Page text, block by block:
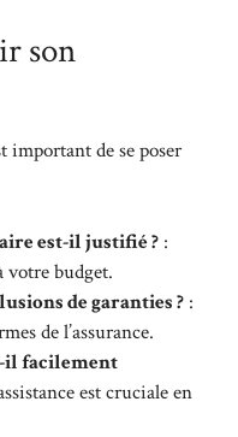
son
important de se poser
est-il justifié ? :
votre budget.
de garanties ? :
de l’assurance.
il facilement
est cruciale en